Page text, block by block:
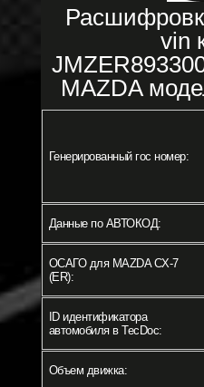
vin
MAZDA
Генерированный гос номер:
Данные по АВТОКОД:
ОСАГО для MAZDA CX-7
(ER):
ID идентификатора
автомобиля в TecDoc:
Объем движка: